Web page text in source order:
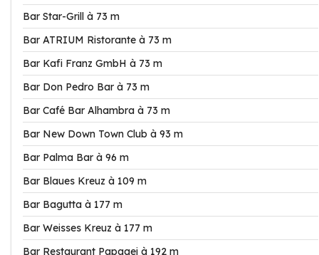
Bar Star-Grill à 73 m
Bar ATRIUM Ristorante à 73 m
Bar Kafi Franz GmbH à 73 m
Bar Don Pedro Bar à 73 m
Bar Café Bar Alhambra à 73 m
Bar New Down Town Club à 93 m
Bar Palma Bar à 96 m
Bar Blaues Kreuz à 109 m
Bar Bagutta à 177 m
Bar Weisses Kreuz à 177 m
Bar Restaurant Papagei à 192 m